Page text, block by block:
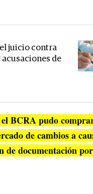
juicio contra
de
BCRA pudo
de cambios a
de documentación